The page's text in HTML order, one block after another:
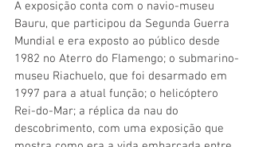
A exposição conta com o navio-museu
Bauru, que participou da Segunda Guerra
Mundial e era exposto ao público desde
1982 no Aterro do Flamengo; o submarino-
museu Riachuelo, que foi desarmado em
1997 para a atual função; o helicóptero
Rei-do-Mar; a réplica da nau do
descobrimento, com uma exposição que